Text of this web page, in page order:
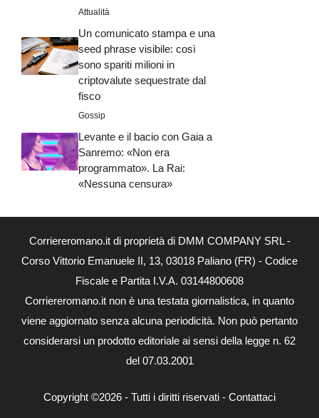
Attualità
Un comunicato stampa e una
seed phrase visibile: così
sono spariti milioni in
criptovalute sequestrate dal
fisco
Gossip
Levante e il bacio con Gaia a
Sanremo: «Non era
programmato». La Rai:
«Nessuna censura»
Corriereromano.it di proprietà di DMM COMPANY SRL -
Corso Vittorio Emanuele II, 13, 03018 Paliano (FR) - Codice
Fiscale e Partita I.V.A. 03144800608
Corriereromano.it non è una testata giornalistica, in quanto
viene aggiornato senza alcuna periodicità. Non può pertanto
considerarsi un prodotto editoriale ai sensi della legge n. 62
del 07.03.2001
Copyright ©2026 - Tutti i diritti riservati - Contattaci